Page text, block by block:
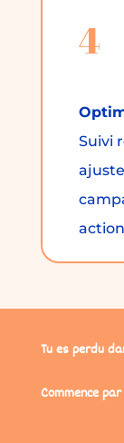
4
Suivi
Tu es perdu
Commence